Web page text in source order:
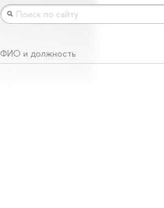
ФИО и должность